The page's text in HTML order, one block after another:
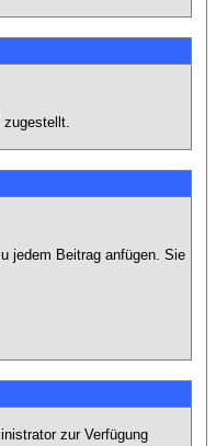
zugestellt.
jedem Beitrag anfügen. Sie
zur Verfügung